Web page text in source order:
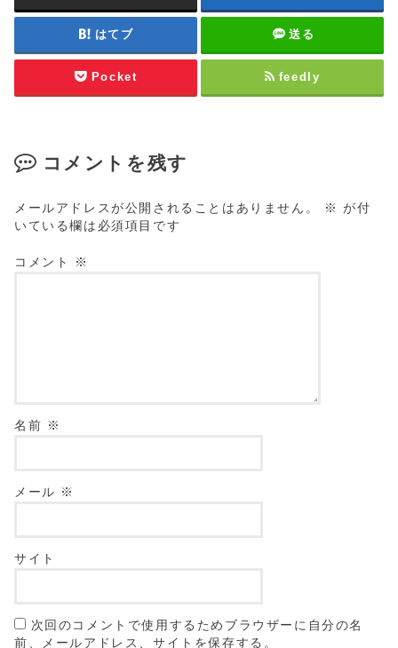
はてブ 送る
Pocket feedly
コメントを残す
メールアドレスが公開されることはありません。 ※ が付
いている欄は必須項目です
コメント ※
名前 ※
メール ※
サイト
次回のコメントで使用するためブラウザーに自分の名
前、メールアドレス、サイトを保存する。